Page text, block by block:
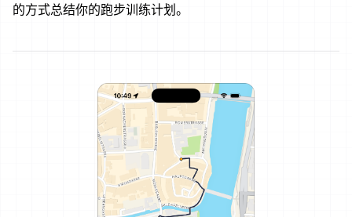
的方式总结你的跑步训练计划。